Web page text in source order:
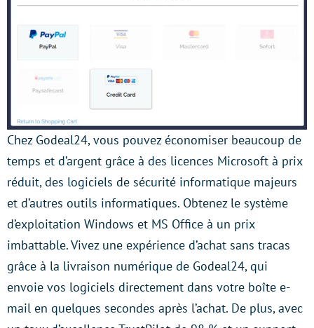
Chez Godeal24, vous pouvez économiser beaucoup de
temps et d’argent grâce à des licences Microsoft à prix
réduit, des logiciels de sécurité informatique majeurs
et d’autres outils informatiques. Obtenez le système
d’exploitation Windows et MS Office à un prix
imbattable. Vivez une expérience d’achat sans tracas
grâce à la livraison numérique de Godeal24, qui
envoie vos logiciels directement dans votre boîte e-
mail en quelques secondes après l’achat. De plus, avec